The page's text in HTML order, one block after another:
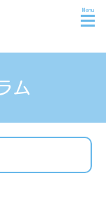
Menu
ム